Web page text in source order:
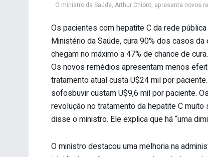
O ministro da Saúde, Arthur Chioro, apresenta novos
Os pacientes com hepatite C da rede
Ministério da Saúde, cura 90% dos casos
chegam no máximo a 47% de chance de
Os novos remédios apresentam menos
tratamento atual custa U$24 mil por
sofosbuvir custam U$9,6 mil por paciente.
revolução no tratamento da hepatite C
disse o ministro. Ele explica que há “uma
O ministro destacou uma melhoria na